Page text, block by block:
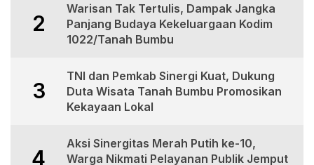
2
Warisan Tak Tertulis, Dampak Jangka
Panjang Budaya Kekeluargaan Kodim
1022/Tanah Bumbu
3
TNI dan Pemkab Sinergi Kuat, Dukung
Duta Wisata Tanah Bumbu Promosikan
Kekayaan Lokal
4
Aksi Sinergitas Merah Putih ke-10,
Warga Nikmati Pelayanan Publik Jemput